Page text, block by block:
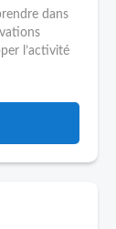
dans
l’activité